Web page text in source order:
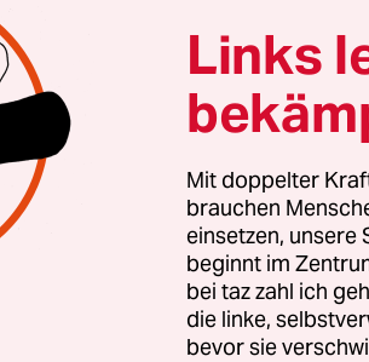
Welt zu verstehen.
mich nicht drücken. Es gibt da
den kennst du ja. „Es gibt
Punkt dazwischen.
nicht zu den Guten,
jeden Tag, jede Stunde
das Gute zu tun
Links
Mit doppelter
brauchen
einsetzen, unsere
beginnt im
bei taz zahl ich
die linke,
bevor sie